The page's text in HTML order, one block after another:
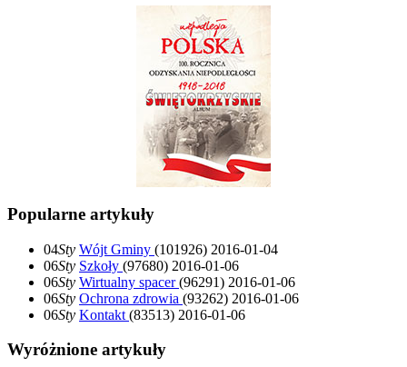
Popularne artykuły
04Sty Wójt Gminy (101926) 2016-01-04
06Sty Szkoły (97680) 2016-01-06
06Sty Wirtualny spacer(96291) 2016-01-06
06Sty Ochrona zdrowia (93262) 2016-01-06
06Sty Kontakt (83513) 2016-01-06
Wyróżnione artykuły